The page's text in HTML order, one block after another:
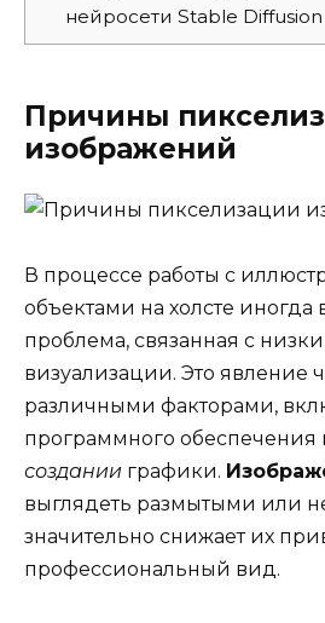
нейросети Stable Diffusion
Причины
изображений
В процессе работы с
объектами на холсте иногда
проблема, связанная с
визуализации. Это явление
различными факторами,
программного обеспечения
создании графики.
выглядеть размытыми или
значительно снижает их
профессиональный вид.